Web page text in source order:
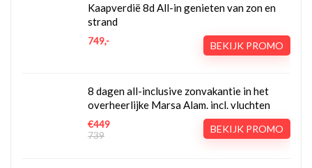
Kaapverdië 8d All-in genieten van zon en
strand
749,- BEKIJK PROMO
8 dagen all-inclusive zonvakantie in het
overheerlijke Marsa Alam. incl. vluchten
€449
739
BEKIJK PROMO